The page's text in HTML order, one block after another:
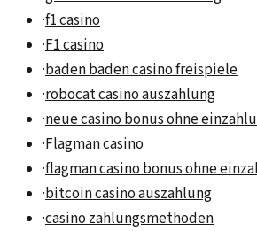
·f1 casino
·F1 casino
·baden baden casino freispiele
·robocat casino auszahlung
·neue casino bonus ohne
·Flagman casino
·flagman casino bonus ohne
·bitcoin casino auszahlung
·casino zahlungsmethoden